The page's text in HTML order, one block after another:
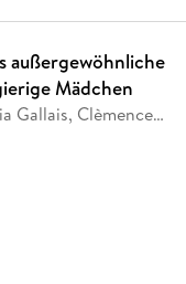
außergewöhnliche
Mädchen
Gallais, Clèmence